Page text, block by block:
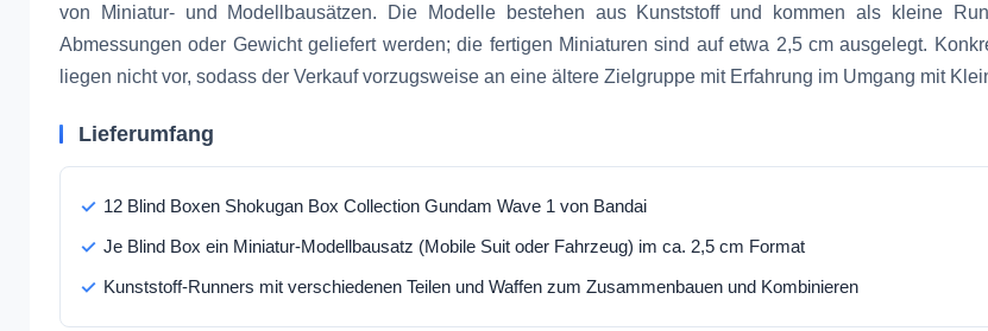
von Miniatur- und Modellbausätzen. Die Modelle bestehen aus Kunststoff und kommen als kleine
Abmessungen oder Gewicht geliefert werden; die fertigen Miniaturen sind auf etwa 2,5 cm ausgelegt.
liegen nicht vor, sodass der Verkauf vorzugsweise an eine ältere Zielgruppe mit Erfahrung im Umgang mit
Lieferumfang
12 Blind Boxen Shokugan Box Collection Gundam Wave 1 von Bandai
Je Blind Box ein Miniatur-Modellbausatz (Mobile Suit oder Fahrzeug) im ca. 2,5 cm Format
Kunststoff-Runners mit verschiedenen Teilen und Waffen zum Zusammenbauen und Kombinieren